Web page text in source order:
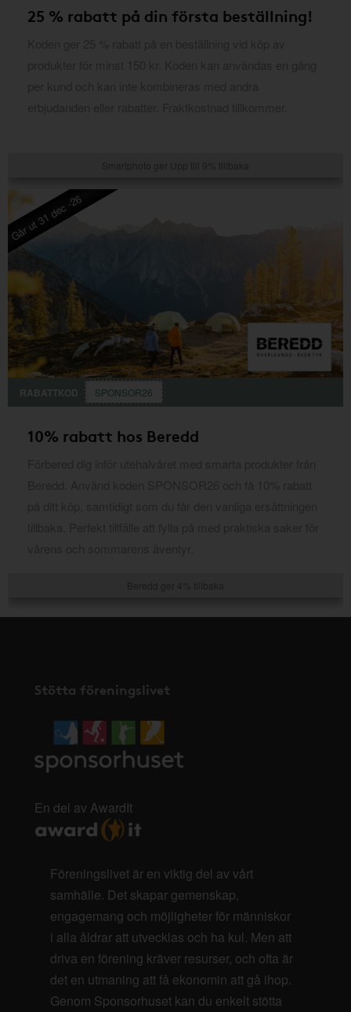
25 % rabatt på din första beställning!
Går ut 31 dec -26
RABATTKOD SPONSOR26
10% rabatt hos Beredd
Stötta föreningslivet
En del av AwardIt
Föreningslivet är en viktig del av vårt
samhälle. Det skapar gemenskap,
engagemang och möjligheter för människor
i alla åldrar att utvecklas och ha kul. Men att
driva en förening kräver resurser, och ofta är
det en utmaning att få ekonomin att gå ihop.
Genom Sponsorhuset kan du enkelt stötta